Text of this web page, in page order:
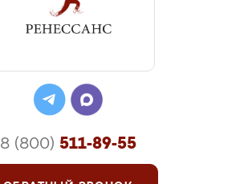
8 (800) 511-89-55